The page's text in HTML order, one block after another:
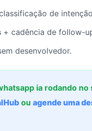
de
+ cadência de follow-
desenvolvedor.
ia rodando
ou agende uma